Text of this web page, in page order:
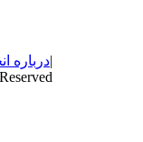
درباره